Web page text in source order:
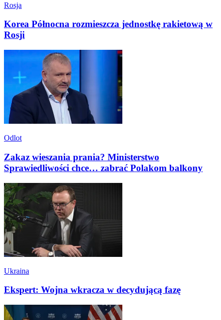
Rosja
Korea Północna rozmieszcza jednostkę rakietową w
Rosji
Odlot
Zakaz wieszania prania? Ministerstwo
Sprawiedliwości chce… zabrać Polakom balkony
Ukraina
Ekspert: Wojna wkracza w decydującą fazę